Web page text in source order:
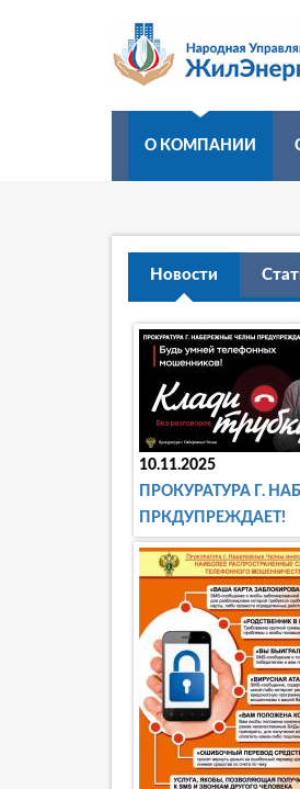
О КОМПАНИИ
Новости
10.11.2025
ПРОКУРАТУРА Г.
ПРКДУПРЕЖДАЕТ!